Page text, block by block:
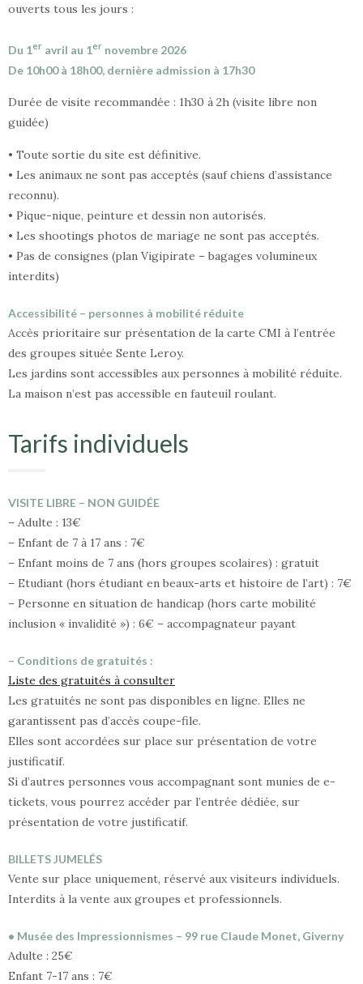
ouverts tous les jours :
Du 1er avril au 1er novembre 2026
De 10h00 à 18h00, dernière admission à 17h30
Durée de visite recommandée : 1h30 à 2h (visite libre non
guidée)
• Toute sortie du site est définitive.
• Les animaux ne sont pas acceptés (sauf chiens d’assistance
reconnu).
• Pique-nique, peinture et dessin non autorisés.
• Les shootings photos de mariage ne sont pas acceptés.
• Pas de consignes (plan Vigipirate – bagages volumineux
interdits)
Accessibilité – personnes à mobilité réduite
Accès prioritaire sur présentation de la carte CMI à l’entrée
des groupes située Sente Leroy.
Les jardins sont accessibles aux personnes à mobilité réduite.
La maison n’est pas accessible en fauteuil roulant.
Tarifs individuels
VISITE LIBRE – NON GUIDÉE
– Adulte : 13€
– Enfant de 7 à 17 ans : 7€
– Enfant moins de 7 ans (hors groupes scolaires) : gratuit
– Etudiant (hors étudiant en beaux-arts et histoire de l’art) : 7€
– Personne en situation de handicap (hors carte mobilité
inclusion « invalidité ») : 6€ – accompagnateur payant
– Conditions de gratuités :
Liste des gratuités à consulter
Les gratuités ne sont pas disponibles en ligne. Elles ne
garantissent pas d’accès coupe-file.
Elles sont accordées sur place sur présentation de votre
justificatif.
Si d’autres personnes vous accompagnant sont munies de e-
tickets, vous pourrez accéder par l’entrée dédiée, sur
présentation de votre justificatif.
BILLETS JUMELÉS
Vente sur place uniquement, réservé aux visiteurs individuels.
Interdits à la vente aux groupes et professionnels.
• Musée des Impressionnismes – 99 rue Claude Monet, Giverny
Adulte : 25€
Enfant 7-17 ans : 7€